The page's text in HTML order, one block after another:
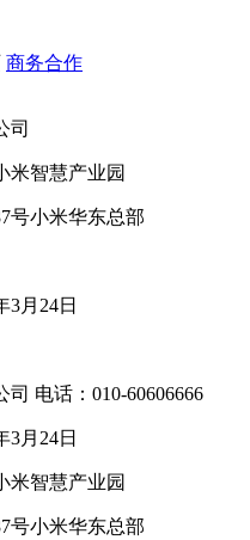
商务合作
司
米智慧产业园
号小米华东总部
3月24日
电话：010-60606666
3月24日
米智慧产业园
号小米华东总部